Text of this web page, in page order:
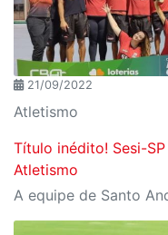
21/09/2022
Atletismo
Título inédito! Sesi-
Atletismo